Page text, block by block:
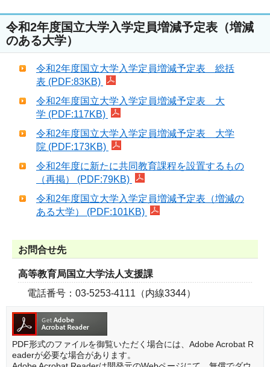
令和2年度国立大学入学定員増減予定表（増減
のある大学）
令和2年度国立大学入学定員増減予定表 総括
表 (PDF:83KB)
令和2年度国立大学入学定員増減予定表 大
学 (PDF:117KB)
令和2年度国立大学入学定員増減予定表 大学
院 (PDF:173KB)
令和2年度に新たに共同教育課程を設置するもの
（再掲） (PDF:79KB)
令和2年度国立大学入学定員増減予定表（増減の
ある大学） (PDF:101KB)
お問合せ先
高等教育局国立大学法人支援課
電話番号：03-5253-4111（内線3344）
PDF形式のファイルを御覧いただく場合には、Adobe Acrobat R
eaderが必要な場合があります。